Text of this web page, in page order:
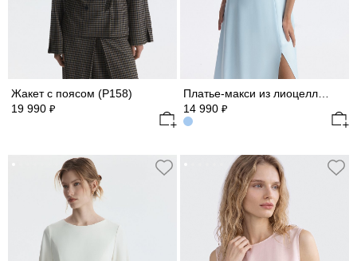
Жакет с поясом (Р158)
19 990 ₽
14 990 ₽